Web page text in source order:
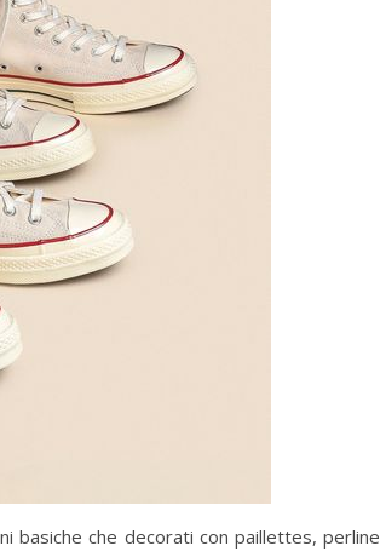
basiche che decorati con paillettes, perline